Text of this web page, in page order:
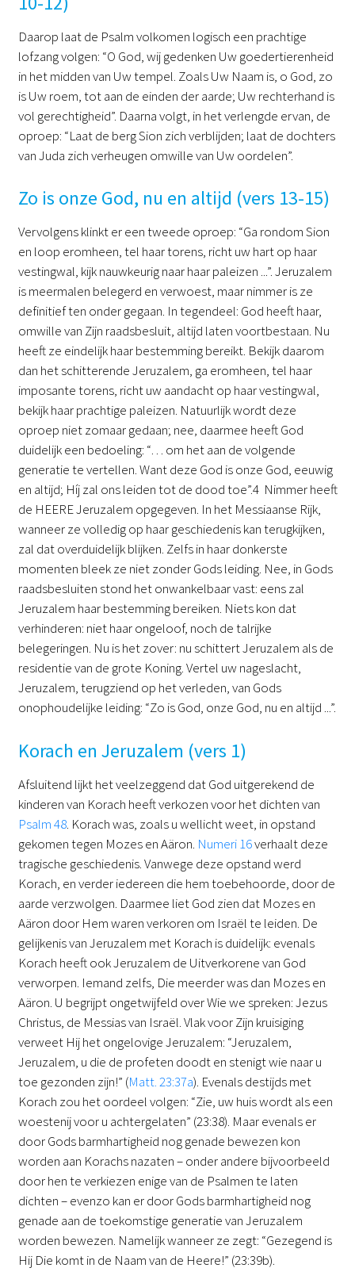
Daarop laat de Psalm volkomen logisch een prachtige
lofzang volgen: “O God, wij gedenken Uw goedertierenheid
in het midden van Uw tempel. Zoals Uw Naam is, o God, zo
is Uw roem, tot aan de einden der aarde; Uw rechterhand is
vol gerechtigheid”. Daarna volgt, in het verlengde ervan, de
oproep: “Laat de berg Sion zich verblijden; laat de dochters
van Juda zich verheugen omwille van Uw oordelen”.
Zo is onze God, nu en altijd (vers 13-15)
Vervolgens klinkt er een tweede oproep: “Ga rondom Sion
en loop eromheen, tel haar torens, richt uw hart op haar
vestingwal, kijk nauwkeurig naar haar paleizen ...”. Jeruzalem
is meermalen belegerd en verwoest, maar nimmer is ze
definitief ten onder gegaan. In tegendeel: God heeft haar,
omwille van Zijn raadsbesluit, altijd laten voortbestaan. Nu
heeft ze eindelijk haar bestemming bereikt. Bekijk daarom
dan het schitterende Jeruzalem, ga eromheen, tel haar
imposante torens, richt uw aandacht op haar vestingwal,
bekijk haar prachtige paleizen. Natuurlijk wordt deze
oproep niet zomaar gedaan; nee, daarmee heeft God
duidelijk een bedoeling: “… om het aan de volgende
generatie te vertellen. Want deze God is onze God, eeuwig
en altijd; Híj zal ons leiden tot de dood toe”.4 Nimmer heeft
de HEERE Jeruzalem opgegeven. In het Messiaanse Rijk,
wanneer ze volledig op haar geschiedenis kan terugkijken,
zal dat overduidelijk blijken. Zelfs in haar donkerste
momenten bleek ze niet zonder Gods leiding. Nee, in Gods
raadsbesluiten stond het onwankelbaar vast: eens zal
Jeruzalem haar bestemming bereiken. Niets kon dat
verhinderen: niet haar ongeloof, noch de talrijke
belegeringen. Nu is het zover: nu schittert Jeruzalem als de
residentie van de grote Koning. Vertel uw nageslacht,
Jeruzalem, terugziend op het verleden, van Gods
onophoudelijke leiding: “Zo is God, onze God, nu en altijd ...”.
Korach en Jeruzalem (vers 1)
Afsluitend lijkt het veelzeggend dat God uitgerekend de
kinderen van Korach heeft verkozen voor het dichten van
Psalm 48. Korach was, zoals u wellicht weet, in opstand
gekomen tegen Mozes en Aäron. Numeri 16verhaalt deze
tragische geschiedenis. Vanwege deze opstand werd
Korach, en verder iedereen die hem toebehoorde, door de
aarde verzwolgen. Daarmee liet God zien dat Mozes en
Aäron door Hem waren verkoren om Israël te leiden. De
gelijkenis van Jeruzalem met Korach is duidelijk: evenals
Korach heeft ook Jeruzalem de Uitverkorene van God
verworpen. Iemand zelfs, Die meerder was dan Mozes en
Aäron. U begrijpt ongetwijfeld over Wie we spreken: Jezus
Christus, de Messias van Israël. Vlak voor Zijn kruisiging
verweet Hij het ongelovige Jeruzalem: “Jeruzalem,
Jeruzalem, u die de profeten doodt en stenigt wie naar u
toe gezonden zijn!” (Matt. 23:37a). Evenals destijds met
Korach zou het oordeel volgen: “Zie, uw huis wordt als een
woestenij voor u achtergelaten” (23:38). Maar evenals er
door Gods barmhartigheid nog genade bewezen kon
worden aan Korachs nazaten – onder andere bijvoorbeeld
door hen te verkiezen enige van de Psalmen te laten
dichten – evenzo kan er door Gods barmhartigheid nog
genade aan de toekomstige generatie van Jeruzalem
worden bewezen. Namelijk wanneer ze zegt: “Gezegend is
Hij Die komt in de Naam van de Heere!” (23:39b).